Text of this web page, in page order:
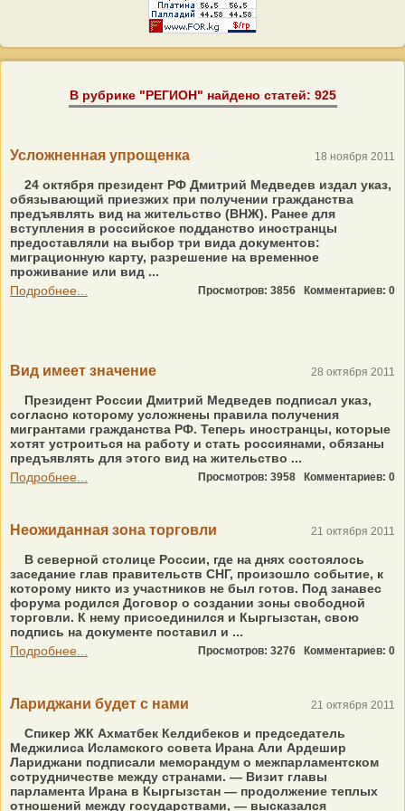
В рубрике "РЕГИОН" найдено статей: 925
Усложненная упрощенка 18 ноября 2011
24 октября президент РФ Дмитрий Медведев издал указ,
обязывающий приезжих при получении гражданства
предъявлять вид на жительство (ВНЖ). Ранее для
вступления в российское подданство иностранцы
предоставляли на выбор три вида документов:
миграционную карту, разрешение на временное
проживание или вид ...
Подробнее...
Просмотров: 3856 Комментариев: 0
Вид имеет значение 28 октября 2011
Президент России Дмитрий Медведев подписал указ,
согласно которому усложнены правила получения
мигрантами гражданства РФ. Теперь иностранцы, которые
хотят устроиться на работу и стать россиянами, обязаны
предъявлять для этого вид на жительство ...
Подробнее...
Просмотров: 3958 Комментариев: 0
Неожиданная зона торговли 21 октября 2011
В северной столице России, где на днях состоялось
заседание глав правительств СНГ, произошло событие, к
которому никто из участников не был готов. Под занавес
форума родился Договор о создании зоны свободной
торговли. К нему присоединился и Кыргызстан, свою
подпись на документе поставил и ...
Подробнее...
Просмотров: 3276 Комментариев: 0
Лариджани будет с нами 21 октября 2011
Спикер ЖК Ахматбек Келдибеков и председатель
Меджилиса Исламского совета Ирана Али Ардешир
Лариджани подписали меморандум о межпарламентском
сотрудничестве между странами. — Визит главы
парламента Ирана в Кыргызстан — продолжение теплых
отношений между государствами, — высказался